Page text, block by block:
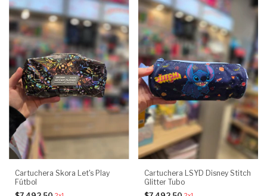
Cartuchera Skora Let's Play
Fútbol
Cartuchera LSYD Disney Stitch
Glitter Tubo